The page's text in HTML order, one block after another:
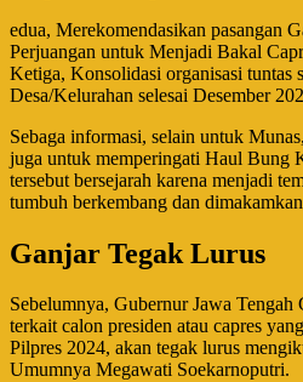
edua, Merekomendasikan pasangan
Perjuangan untuk Menjadi Bakal
Ketiga, Konsolidasi organisasi tuntas
Desa/Kelurahan selesai Desember
Sebaga informasi, selain untuk
juga untuk memperingati Haul Bung
tersebut bersejarah karena menjadi
tumbuh berkembang dan
Ganjar Tegak Lurus
Sebelumnya, Gubernur Jawa Tengah
terkait calon presiden atau capres
Pilpres 2024, akan tegak lurus
Umumnya Megawati Soekarnoputri.